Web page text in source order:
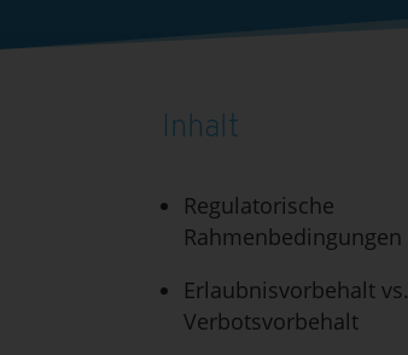
Inhalt
Regulatorische
Rahmenbedingungen
Erlaubnisvorbehalt vs.
Verbotsvorbehalt